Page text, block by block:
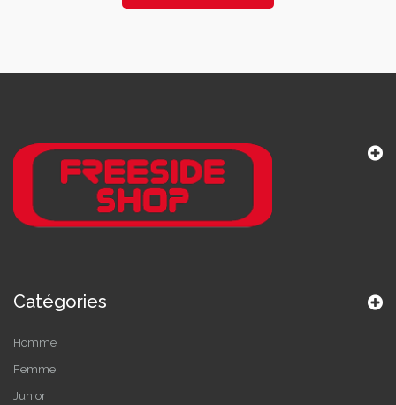
Catégories
Homme
Femme
Junior